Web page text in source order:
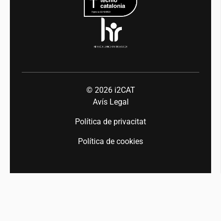
© 2026 i2CAT
Avís Legal
Política de privacitat
Política de cookies